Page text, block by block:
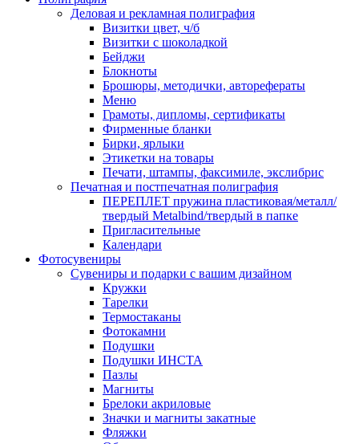
Деловая и рекламная полиграфия
Визитки цвет, ч/б
Визитки с шоколадкой
Бейджи
Блокноты
Брошюры, методички, авторефераты
Меню
Грамоты, дипломы, сертификаты
Фирменные бланки
Бирки, ярлыки
Этикетки на товары
Печати, штампы, факсимиле, экслибрис
Печатная и постпечатная полиграфия
ПЕРЕПЛЕТ пружина пластиковая/металл/
твердый Metalbind/твердый в папке
Пригласительные
Календари
Фотосувениры
Сувениры и подарки с вашим дизайном
Кружки
Тарелки
Термостаканы
Фотокамни
Подушки
Подушки ИНСТА
Пазлы
Магниты
Брелоки акриловые
Значки и магниты закатные
Фляжки